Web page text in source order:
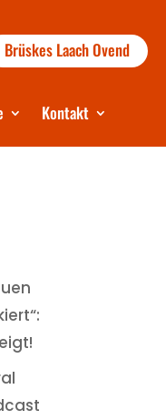
Brüskes Laach Ovend
Kontakt